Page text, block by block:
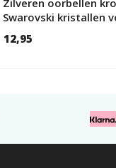
Zilveren oorbellen
Swarovski kristallen
12,95